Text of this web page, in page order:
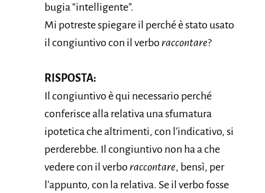
bugia “intelligente”.
Mi potreste spiegare il perché è stato usato
il congiuntivo con il verbo raccontare?
RISPOSTA:
Il congiuntivo è qui necessario perché
conferisce alla relativa una sfumatura
ipotetica che altrimenti, con l’indicativo, si
perderebbe. Il congiuntivo non ha a che
vedere con il verbo raccontare, bensì, per
l’appunto, con la relativa. Se il verbo fosse